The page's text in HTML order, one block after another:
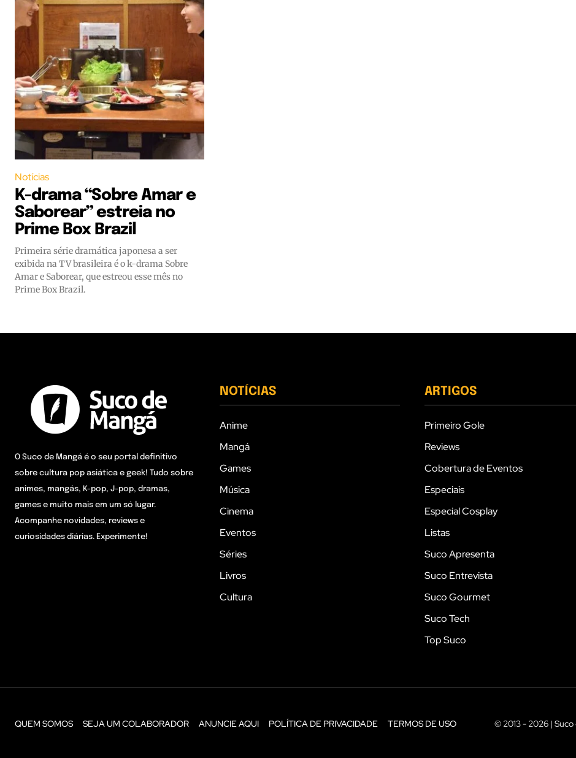
Notícias
K-drama “Sobre Amar e
Saborear” estreia no
Prime Box Brazil
Primeira série dramática japonesa a ser
exibida na TV brasileira é o k-drama Sobre
Amar e Saborear, que estreou esse mês no
Prime Box Brazil.
O Suco de Mangá é o seu portal definitivo
sobre cultura pop asiática e geek! Tudo sobre
animes, mangás, K-pop, J-pop, dramas,
games e muito mais em um só lugar.
Acompanhe novidades, reviews e
curiosidades diárias. Experimente!
NOTÍCIAS
Anime
Mangá
Games
Música
Cinema
Eventos
Séries
Livros
Cultura
ARTIGOS
Primeiro Gole
Reviews
Cobertura de Eventos
Especiais
Especial Cosplay
Listas
Suco Apresenta
Suco Entrevista
Suco Gourmet
Suco Tech
Top Suco
QUEM SOMOS SEJA UM COLABORADOR ANUNCIE AQUI POLÍTICA DE PRIVACIDADE TERMOS DE USO © 2013 - 2026 | Suco